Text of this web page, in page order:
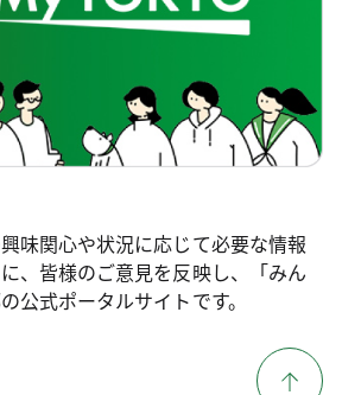
味関心や状況に応じて必要な情報
、皆様のご意見を反映し、「みん
公式ポータルサイトです。